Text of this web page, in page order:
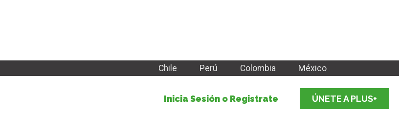
Chile Perú Colombia México
Inicia Sesión o Registrate ÚNETE A PLUS+